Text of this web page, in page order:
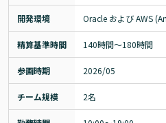
開発環境 Oracle および AWS
精算基準時間 140時間〜180時間
参画時期 2026/05
チーム規模 2名